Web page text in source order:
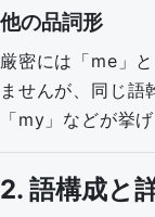
他の品詞形
厳密には「me」
ませんが、同じ語
「my」などが挙
2. 語構成と